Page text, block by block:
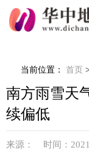
当前位置： 首页
南方雨雪天
续偏低
来源： 时间：